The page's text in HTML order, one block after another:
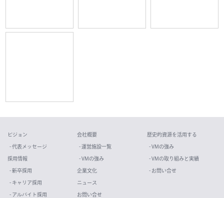
ビジョン
- 代表メッセージ
採用情報
- 新卒採用
- キャリア採用
- アルバイト採用
会社概要
- 運営施設一覧
- VMの強み
企業文化
ニュース
お問い合せ
歴史的資源を活用する
- VMの強み
- VMの取り組みと実績
- お問い合せ